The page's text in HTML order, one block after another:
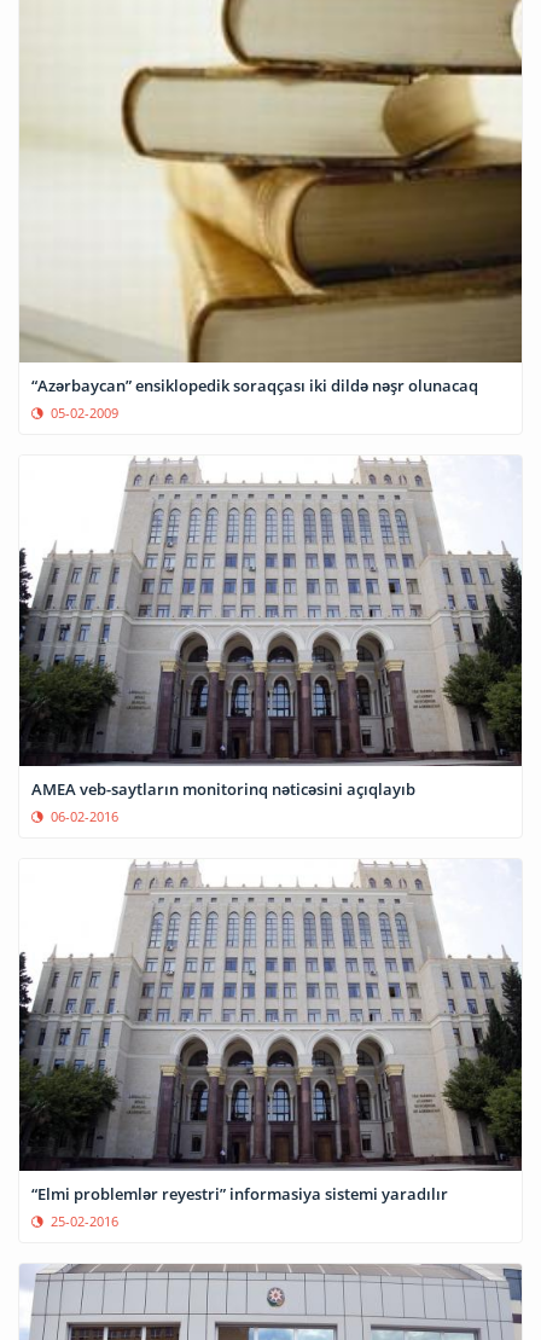
“Azərbaycan” ensiklopedik soraqçası iki dildə nəşr olunacaq
05-02-2009
AMEA veb-saytların monitorinq nəticəsini açıqlayıb
06-02-2016
“Elmi problemlər reyestri” informasiya sistemi yaradılır
25-02-2016